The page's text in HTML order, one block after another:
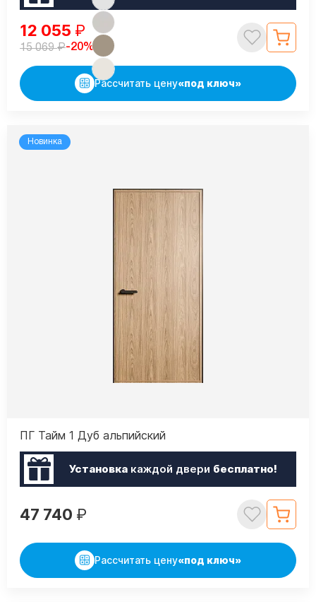
12 055 ₽
15 069₽-20%
Рассчитать цену«под ключ»
Новинка
ПГ Тайм 1 Дуб альпийский
Установкакаждой двери бесплатно!
47 740 ₽
Рассчитать цену«под ключ»